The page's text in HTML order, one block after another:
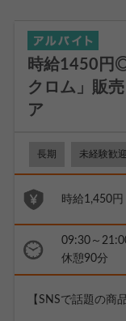
時給1450円
クロム」販
ア
長期 未経験歓迎
時給1,450円
09:30～
休憩90分
【SNSで話題の商